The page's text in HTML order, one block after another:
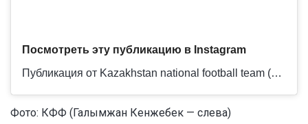
Посмотреть эту публикацию в Instagram
Публикация от Kazakhstan national football team (@kff_team)
Фото: КФФ (Галымжан Кенжебек — слева)